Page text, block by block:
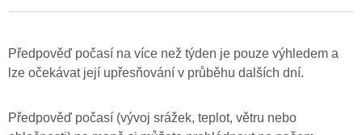
Předpověď počasí na více než týden je pouze výhledem a
lze očekávat její upřesňování v průběhu dalších dní.
Předpověď počasí (vývoj srážek, teplot, větru nebo